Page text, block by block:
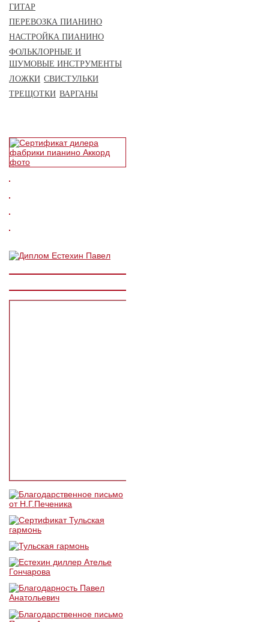
ГИТАР
ПЕРЕВОЗКА ПИАНИНО
НАСТРОЙКА ПИАНИНО
ФОЛЬКЛОРНЫЕ И
ШУМОВЫЕ ИНСТРУМЕНТЫ
ЛОЖКИ СВИСТУЛЬКИ
ТРЕЩОТКИ ВАРГАНЫ